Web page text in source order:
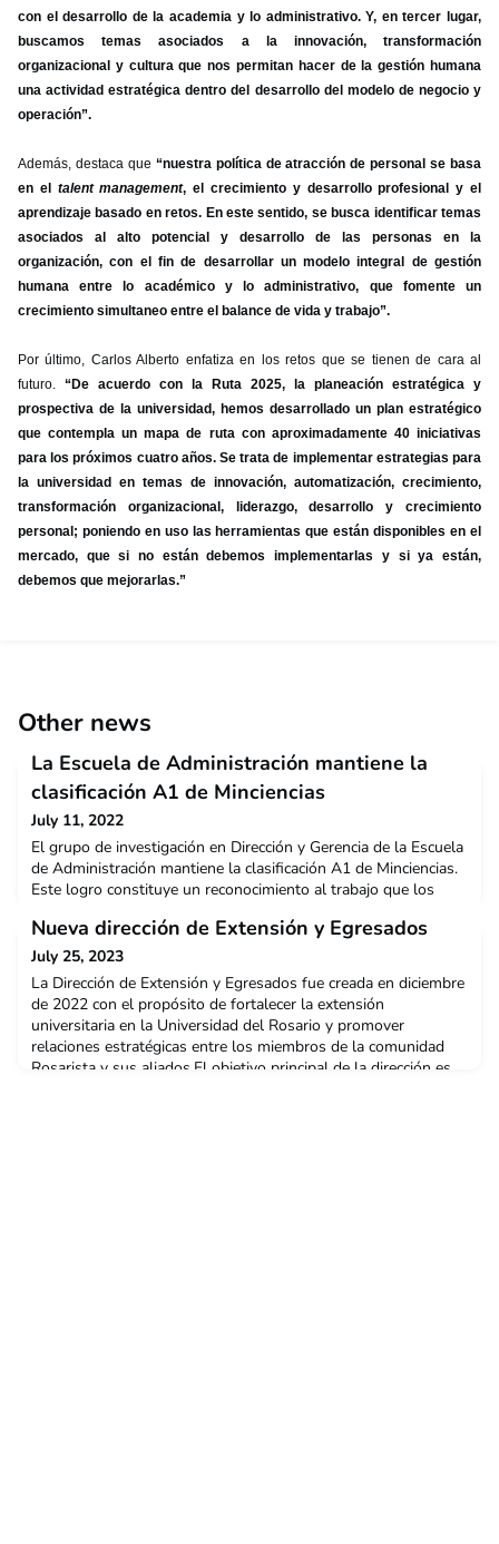
con el desarrollo de la academia y lo administrativo. Y, en tercer lugar,
buscamos temas asociados a la innovación, transformación
organizacional y cultura que nos permitan hacer de la gestión humana
una actividad estratégica dentro del desarrollo del modelo de negocio y
operación”.
Además, destaca que “nuestra política de atracción de personal se basa
en el talent management, el crecimiento y desarrollo profesional y el
aprendizaje basado en retos. En este sentido, se busca identificar temas
asociados al alto potencial y desarrollo de las personas en la
organización, con el fin de desarrollar un modelo integral de gestión
humana entre lo académico y lo administrativo, que fomente un
crecimiento simultaneo entre el balance de vida y trabajo”.
Por último, Carlos Alberto enfatiza en los retos que se tienen de cara al
futuro. “De acuerdo con la Ruta 2025, la planeación estratégica y
prospectiva de la universidad, hemos desarrollado un plan estratégico
que contempla un mapa de ruta con aproximadamente 40 iniciativas
para los próximos cuatro años. Se trata de implementar estrategias para
la universidad en temas de innovación, automatización, crecimiento,
transformación organizacional, liderazgo, desarrollo y crecimiento
personal; poniendo en uso las herramientas que están disponibles en el
mercado, que si no están debemos implementarlas y si ya están,
debemos que mejorarlas.”
Other news
La Escuela de Administración mantiene la
clasificación A1 de Minciencias
July 11, 2022
El grupo de investigación en Dirección y Gerencia de la Escuela
de Administración mantiene la clasificación A1 de Minciencias.
Este logro constituye un reconocimiento al trabajo que los
este reconocimiento y de su importancia para la Escuela de
Administración, conversamos con el profesor Juan Carlos
Espinosa, director de investigación d
Nueva dirección de Extensión y Egresados
July 25, 2023
La Dirección de Extensión y Egresados fue creada en diciembre
de 2022 con el propósito de fortalecer la extensión
universitaria en la Universidad del Rosario y promover
relaciones estratégicas entre los miembros de la comunidad
Rosarista y sus aliados.El objetivo principal de la dirección es